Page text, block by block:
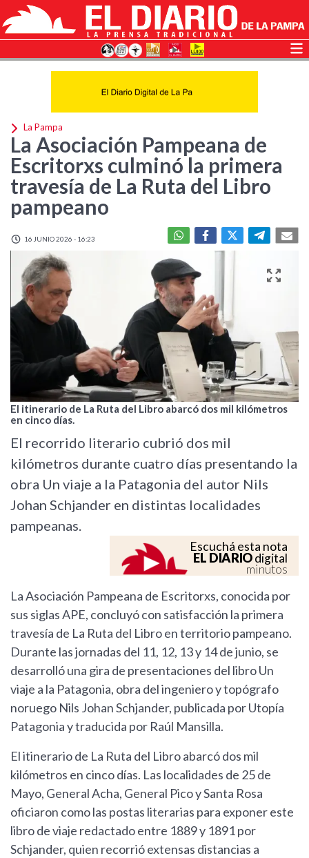
La Pampa
La Asociación Pampeana de
Escritorxs culminó la primera
travesía de La Ruta del Libro
pampeano
16 JUNIO 2026 - 16:23
El itinerario de La Ruta del Libro abarcó dos mil kilómetros
en cinco días.
El recorrido literario cubrió dos mil
kilómetros durante cuatro días presentando la
obra Un viaje a la Patagonia del autor Nils
Johan Schjander en distintas localidades
pampeanas.
Escuchá esta nota
EL DIARIOdigital
minutos
La Asociación Pampeana de Escritorxs, conocida por
sus siglas APE, concluyó con satisfacción la primera
travesía de La Ruta del Libro en territorio pampeano.
Durante las jornadas del 11, 12, 13 y 14 de junio, se
desarrolló una gira de presentaciones del libro Un
viaje a la Patagonia, obra del ingeniero y topógrafo
noruego Nils Johan Schjander, publicada por Utopía
Patagonia y traducida por Raúl Mansilla.
El itinerario de La Ruta del Libro abarcó dos mil
kilómetros en cinco días. Las localidades de 25 de
Mayo, General Acha, General Pico y Santa Rosa
oficiaron como las postas literarias para exponer este
libro de viaje redactado entre 1889 y 1891 por
Schjander, quien recorrió extensas distancias a